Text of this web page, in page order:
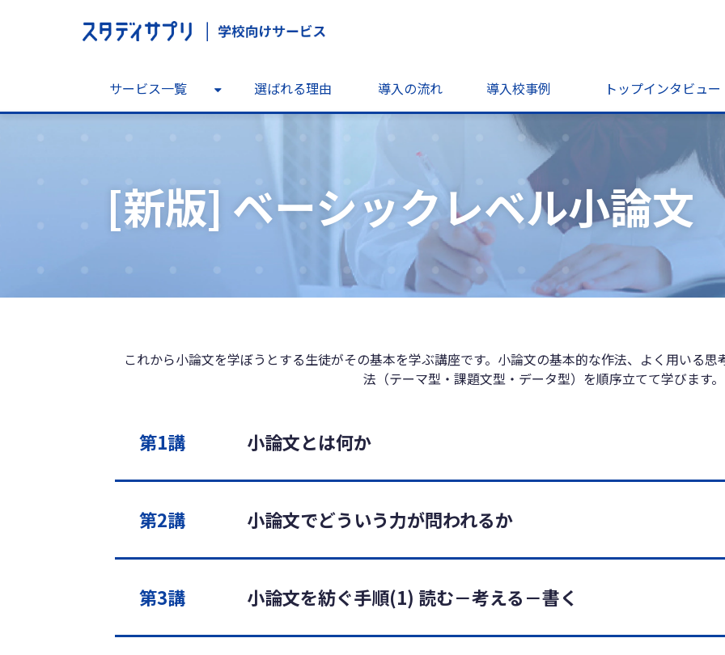
サービス一覧 選ばれる理由 導入の流れ 導入校事例 トップインタビュー
[新版] ベーシックレベル小論文
これから小論文を学ぼうとする生徒がその基本を学ぶ講座です。小論文の基本的な作法、よく用いる
法（テーマ型・課題文型・データ型）を順序立てて学びます。
第1講 小論文とは何か
第2講 小論文でどういう力が問われるか
第3講 小論文を紡ぐ手順(1) 読む－考える－書く